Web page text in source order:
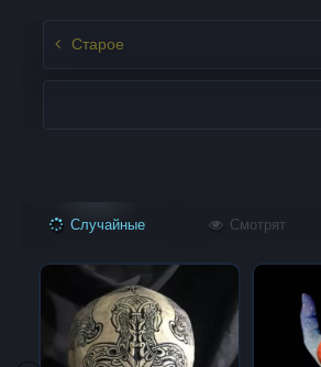
Старое
Случайные Смотрят